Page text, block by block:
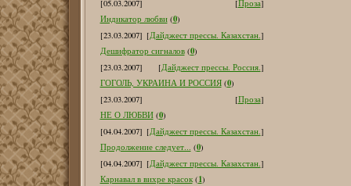
[05.03.2007]
[Проза]
Индикатор любви (0)
[23.03.2007] [Дайджест прессы. Казахстан.]
Дешифратор сигналов (0)
[23.03.2007]
[Дайджест прессы. Россия.]
ГОГОЛЬ, УКРАИНА И РОССИЯ (0)
[23.03.2007]
[Проза]
НЕ О ЛЮБВИ (0)
[04.04.2007] [Дайджест прессы. Казахстан.]
Продолжение следует... (0)
[04.04.2007] [Дайджест прессы. Казахстан.]
Карнавал в вихре красок (1)